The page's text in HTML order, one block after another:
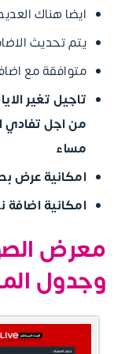
ايضا هناك
يتم تحديث
متوافقة مع
مساء
امكانية عرض
امكانية اضافة
معرض
وجدول